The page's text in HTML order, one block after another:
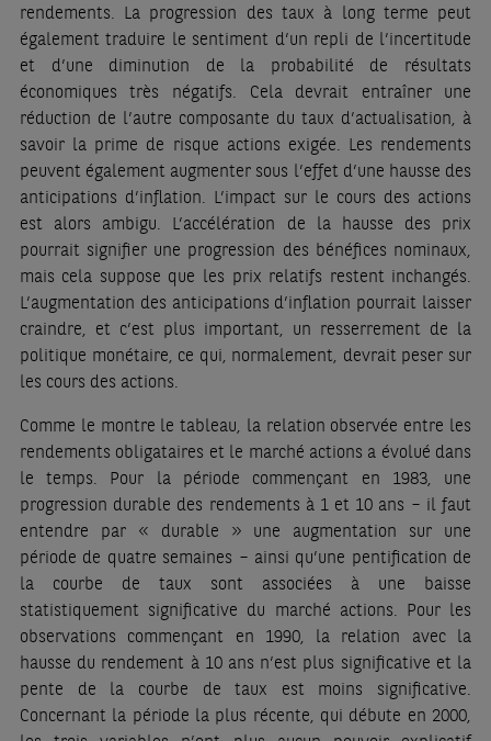
rendements. La progression des taux à long terme peut
également traduire le sentiment d’un repli de l’incertitude
et d’une diminution de la probabilité de résultats
économiques très négatifs. Cela devrait entraîner une
réduction de l’autre composante du taux d’actualisation, à
savoir la prime de risque actions exigée. Les rendements
peuvent également augmenter sous l’effet d’une hausse des
anticipations d’inflation. L’impact sur le cours des actions
est alors ambigu. L’accélération de la hausse des prix
pourrait signifier une progression des bénéfices nominaux,
mais cela suppose que les prix relatifs restent inchangés.
L’augmentation des anticipations d’inflation pourrait laisser
craindre, et c’est plus important, un resserrement de la
politique monétaire, ce qui, normalement, devrait peser sur
les cours des actions.
Comme le montre le tableau, la relation observée entre les
rendements obligataires et le marché actions a évolué dans
le temps. Pour la période commençant en 1983, une
progression durable des rendements à 1 et 10 ans – il faut
entendre par « durable » une augmentation sur une
période de quatre semaines – ainsi qu’une pentification de
la courbe de taux sont associées à une baisse
statistiquement significative du marché actions. Pour les
observations commençant en 1990, la relation avec la
hausse du rendement à 10 ans n’est plus significative et la
pente de la courbe de taux est moins significative.
Concernant la période la plus récente, qui débute en 2000,